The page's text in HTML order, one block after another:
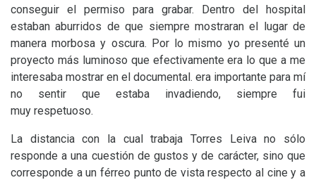
conseguir el permiso para grabar. Dentro del hospital
estaban aburridos de que siempre mostraran el lugar de
manera morbosa y oscura. Por lo mismo yo presenté un
proyecto más luminoso que efectivamente era lo que a me
interesaba mostrar en el documental. era importante para mí
no sentir que estaba invadiendo, siempre fui
muy respetuoso.
La distancia con la cual trabaja Torres Leiva no sólo
responde a una cuestión de gustos y de carácter, sino que
corresponde a un férreo punto de vista respecto al cine y a